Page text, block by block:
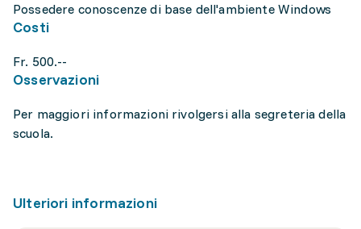
Possedere conoscenze di base dell'ambiente Windows
Costi
Fr. 500.--
Osservazioni
Per maggiori informazioni rivolgersi alla segreteria della
scuola.
Ulteriori informazioni